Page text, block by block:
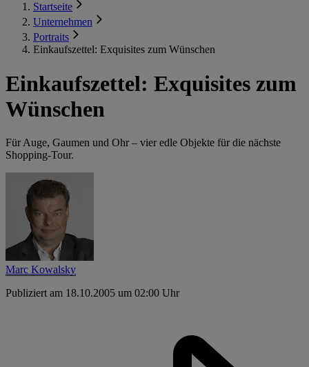
Startseite
Unternehmen
Portraits
Einkaufszettel: Exquisites zum Wünschen
Einkaufszettel: Exquisites zum
Wünschen
Für Auge, Gaumen und Ohr – vier edle Objekte für die nächste
Shopping-Tour.
Marc Kowalsky
Publiziert am 18.10.2005 um 02:00 Uhr